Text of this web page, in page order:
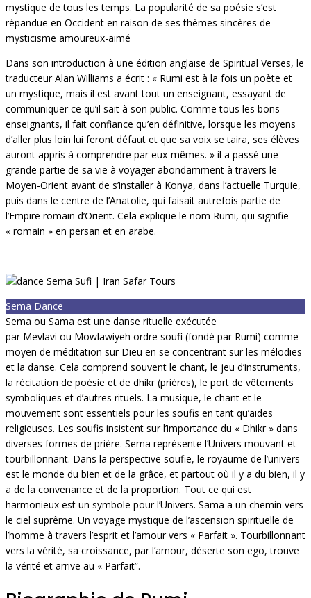
mystique de tous les temps. La popularité de sa poésie s’est
répandue en Occident en raison de ses thèmes sincères de
mysticisme amoureux-aimé
Dans son introduction à une édition anglaise de Spiritual Verses, le
traducteur Alan Williams a écrit : « Rumi est à la fois un poète et
un mystique, mais il est avant tout un enseignant, essayant de
communiquer ce qu’il sait à son public. Comme tous les bons
enseignants, il fait confiance qu’en définitive, lorsque les moyens
d’aller plus loin lui feront défaut et que sa voix se taira, ses élèves
auront appris à comprendre par eux-mêmes. » il a passé une
grande partie de sa vie à voyager abondamment à travers le
Moyen-Orient avant de s’installer à Konya, dans l’actuelle Turquie,
puis dans le centre de l’Anatolie, qui faisait autrefois partie de
l’Empire romain d’Orient. Cela explique le nom Rumi, qui signifie
« romain » en persan et en arabe.
Sema Dance
Sema ou Sama est une danse rituelle exécutée
par Mevlavi ou Mowlawiyeh ordre soufi (fondé par Rumi) comme
moyen de méditation sur Dieu en se concentrant sur les mélodies
et la danse. Cela comprend souvent le chant, le jeu d’instruments,
la récitation de poésie et de dhikr (prières), le port de vêtements
symboliques et d’autres rituels. La musique, le chant et le
mouvement sont essentiels pour les soufis en tant qu’aides
religieuses. Les soufis insistent sur l’importance du « Dhikr » dans
diverses formes de prière. Sema représente l’Univers mouvant et
tourbillonnant. Dans la perspective soufie, le royaume de l’univers
est le monde du bien et de la grâce, et partout où il y a du bien, il y
a de la convenance et de la proportion. Tout ce qui est
harmonieux est un symbole pour l’Univers. Sama a un chemin vers
le ciel suprême. Un voyage mystique de l’ascension spirituelle de
l’homme à travers l’esprit et l’amour vers « Parfait ». Tourbillonnant
vers la vérité, sa croissance, par l’amour, déserte son ego, trouve
la vérité et arrive au « Parfait”.